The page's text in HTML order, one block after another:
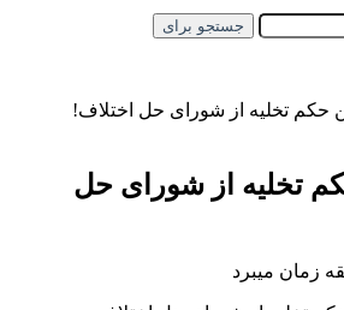
جستجو برای
حکم تخلیه از شورای حل اختلاف!
تخلیه از شورای حل